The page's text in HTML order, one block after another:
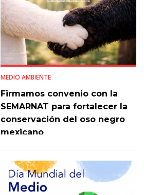
MEDIO AMBIENTE
Firmamos convenio con la
SEMARNAT para fortalecer la
conservación del oso negro
mexicano